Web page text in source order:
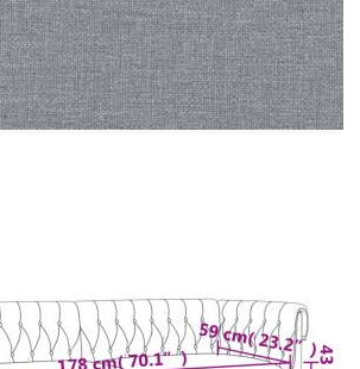
Плат (100% полиестер),
дърво
на пълнежа: Пяна
78,5 x 74,5 x 74,5 см (Ш x Д